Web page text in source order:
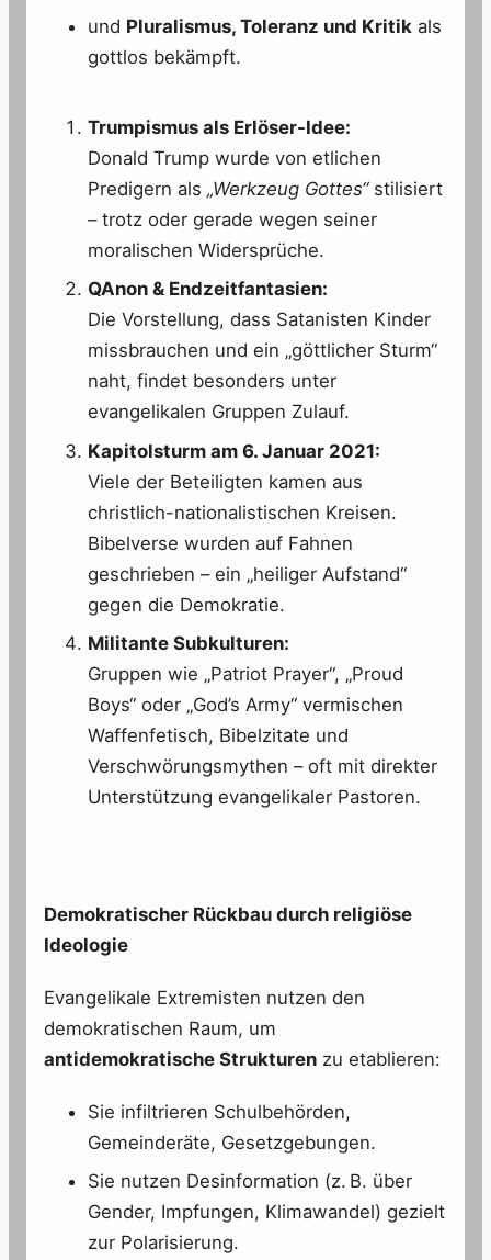
und Pluralismus, Toleranz und Kritik als
gottlos bekämpft.
Trumpismus als Erlöser-Idee:
Donald Trump wurde von etlichen
Predigern als „Werkzeug Gottes“stilisiert
– trotz oder gerade wegen seiner
moralischen Widersprüche.
QAnon & Endzeitfantasien:
Die Vorstellung, dass Satanisten Kinder
missbrauchen und ein „göttlicher Sturm“
naht, findet besonders unter
evangelikalen Gruppen Zulauf.
Kapitolsturm am 6. Januar 2021:
Viele der Beteiligten kamen aus
christlich-nationalistischen Kreisen.
Bibelverse wurden auf Fahnen
geschrieben – ein „heiliger Aufstand“
gegen die Demokratie.
Militante Subkulturen:
Gruppen wie „Patriot Prayer“, „Proud
Boys“ oder „God’s Army“ vermischen
Waffenfetisch, Bibelzitate und
Verschwörungsmythen – oft mit direkter
Unterstützung evangelikaler Pastoren.
Demokratischer Rückbau durch religiöse
Ideologie
Evangelikale Extremisten nutzen den
demokratischen Raum, um
antidemokratische Strukturen zu etablieren:
Sie infiltrieren Schulbehörden,
Gemeinderäte, Gesetzgebungen.
Sie nutzen Desinformation (z. B. über
Gender, Impfungen, Klimawandel) gezielt
zur Polarisierung.